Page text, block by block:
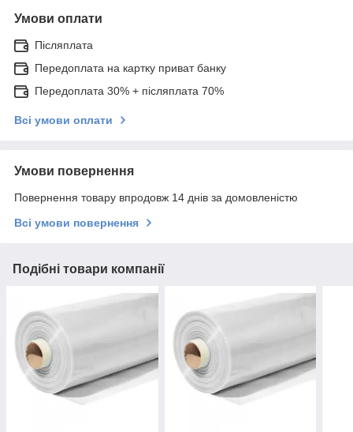
Умови оплати
Післяплата
Передоплата на картку приват банку
Передоплата 30% + післяплата 70%
Всі умови оплати
Умови повернення
Повернення товару впродовж 14 днів за домовленістю
Всі умови повернення
Подібні товари компанії